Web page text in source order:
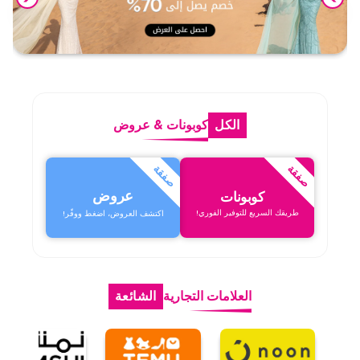
الكل كوبونات & عروض
صفقة
كوبونات
طريقك السريع للتوفير الفوري!
صفقة
عروض
اكتشف العروض، اضغط ووفّر!
الشائعة العلامات التجارية